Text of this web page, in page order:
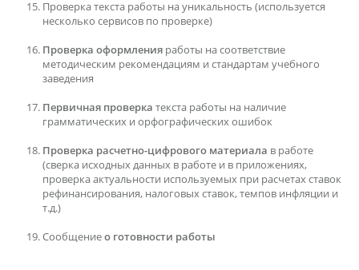
Проверка текста работы на уникальность (используется
несколько сервисов по проверке)
Проверка оформления работы на соответствие
методическим рекомендациям и стандартам учебного
заведения
Первичная проверка текста работы на наличие
грамматических и орфографических ошибок
Проверка расчетно-цифрового материала в работе
(сверка исходных данных в работе и в приложениях,
проверка актуальности используемых при расчетах ставок
рефинансирования, налоговых ставок, темпов инфляции и
т.д.)
Сообщениео готовности работы